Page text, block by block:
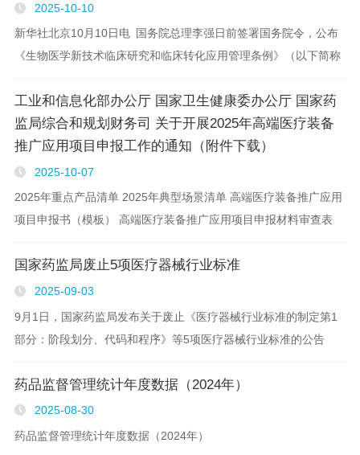
2025-10-10
新华社北京10月10日电 国务院总理李强日前签署国务院令，公布
《生物医学新技术临床研究和临床转化应用管理条例》（以下简称
学新技术临床研究和临床转..
工业和信息化部办公厅 国家卫生健康委办公厅 国家药
监局综合和规划财务司 关于开展2025年高端医疗装备
推广应用项目申报工作的通知（附件下载）
2025-10-07
2025年重点产品清单 2025年典型场景清单 高端医疗装备推广应用
项目申报书（模板） 高端医疗装备推广应用项目申报材料审查表
国家药监局废止5项医疗器械行业标准
2025-09-03
9月1日，国家药监局发布关于废止《医疗器械行业标准的制定第1
部分：阶段划分、代码和程序》等5项医疗器械行业标准的公告
管理局决定废止YY/T1000.1—..
药品监督管理统计年度数据（2024年）
2025-08-30
药品监督管理统计年度数据（2024年）